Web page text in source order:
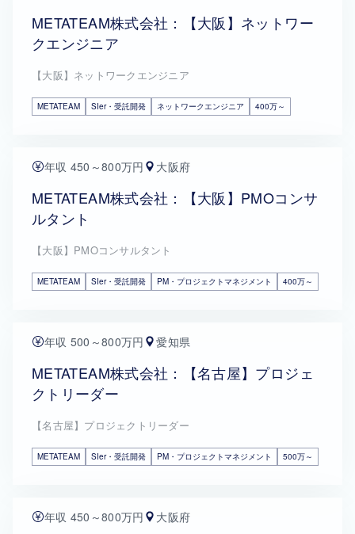
METATEAM株式会社：【大阪】ネットワー
クエンジニア
【大阪】ネットワークエンジニア
METATEAM SIer・受託開発 ネットワークエンジニア 400万～
年収 450～800万円 大阪府
METATEAM株式会社：【大阪】PMOコンサ
ルタント
【大阪】PMOコンサルタント
METATEAM SIer・受託開発 PM・プロジェクトマネジメント 400万～
年収 500～800万円 愛知県
METATEAM株式会社：【名古屋】プロジェ
クトリーダー
【名古屋】プロジェクトリーダー
METATEAM SIer・受託開発 PM・プロジェクトマネジメント 500万～
年収 450～800万円 大阪府